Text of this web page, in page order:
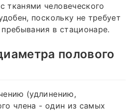
человеческого
поскольку не требует
в стационаре.
полового
(удлинению,
члена - один из самых